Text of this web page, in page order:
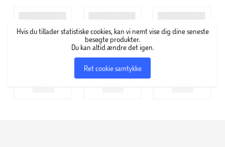
“Under bjælken”, har lagt øre og pen til kongens ord.
Hvis du tillader statistiske cookies, kan vi nemt vise dig dine seneste
besøgte produkter.
Du kan altid ændre det igen.
Ret cookie samtykke